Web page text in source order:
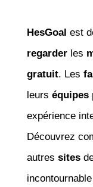
HesGoal est
regarderles
gratuit. Les
leurs équipes
expérience
Découvrez
autres sites